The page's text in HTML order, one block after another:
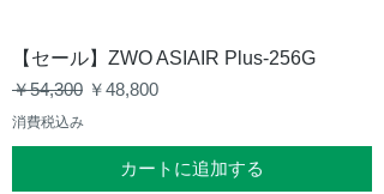
【セール】ZWO ASIAIR Plus-256G
通常価格
￥54,300 セール価格
￥48,800
消費税込み
カートに追加する